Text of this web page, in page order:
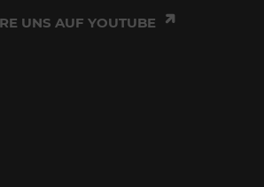
UNS AUF YOUTUBE